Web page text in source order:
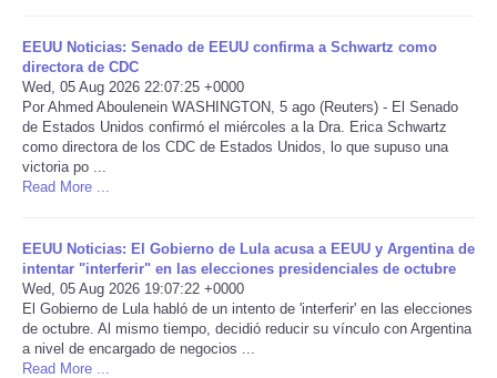
USA
World
NOTICIAS
Portada de Noticias
America Latina
Ciencia
EEUU Noticias: Senado de EEUU confirma a Schwartz como
directora de CDC
Wed, 05 Aug 2026 22:07:25 +0000
Por Ahmed Aboulenein WASHINGTON, 5 ago (Reuters) - El Senado
de Estados Unidos confirmó el miércoles a la Dra. Erica Schwartz
como directora de los CDC de Estados Unidos, lo que supuso una
victoria po ...
Read More ...
EEUU Noticias: El Gobierno de Lula acusa a EEUU y Argentina de
intentar "interferir" en las elecciones presidenciales de octubre
Wed, 05 Aug 2026 19:07:22 +0000
El Gobierno de Lula habló de un intento de 'interferir' en las elecciones
de octubre. Al mismo tiempo, decidió reducir su vínculo con Argentina
a nivel de encargado de negocios ...
Read More ...